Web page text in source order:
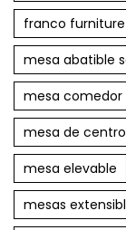
franco furniture
mesa abatible
mesa comedor
mesa de
mesa elevable
mesas